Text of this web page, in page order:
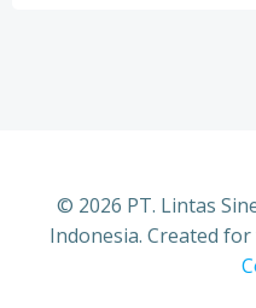
© 2026 PT. Lintas
Indonesia. Created